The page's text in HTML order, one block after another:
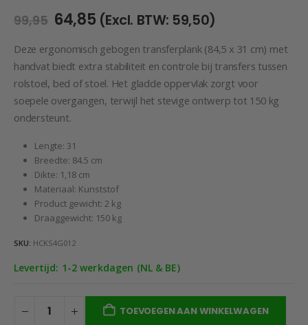
99,95 Oorspronkelijke
prijs
was:
€99,95.
64,85Huidige
prijs
is:
€64,85.
(Excl. BTW: 59,50)
Deze ergonomisch gebogen transferplank (84,5 x 31 cm) met
handvat biedt extra stabiliteit en controle bij transfers tussen
rolstoel, bed of stoel. Het gladde oppervlak zorgt voor
soepele overgangen, terwijl het stevige ontwerp tot 150 kg
ondersteunt.
Lengte: 31
Breedte: 84.5 cm
Dikte: 1,18 cm
Materiaal: Kunststof
Product gewicht: 2 kg
Draaggewicht: 150 kg
SKU: HCKS4G012
Levertijd: 1-2 werkdagen (NL & BE)
TOEVOEGEN AAN WINKELWAGEN